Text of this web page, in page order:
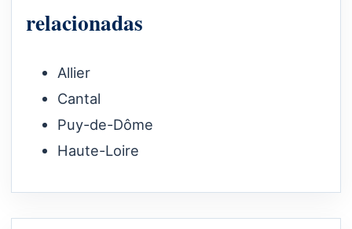
relacionadas
Allier
Cantal
Puy-de-Dôme
Haute-Loire